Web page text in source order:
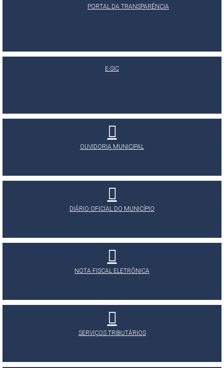
PORTAL DA TRANSPARÊNCIA
E-SIC
OUVIDORIA MUNICIPAL
DIÁRIO OFICIAL DO MUNICÍPIO
NOTA FISCAL ELETRÔNICA
SERVIÇOS TRIBUTÁRIOS